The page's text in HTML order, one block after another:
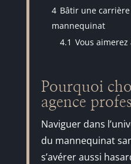
4 Bâtir une
mannequinat
4.1 Vous aimerez
Pourquoi
agence
Naviguer dans
du mannequinat
s’avérer aussi